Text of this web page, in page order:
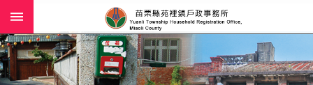
跳到主要內容區塊